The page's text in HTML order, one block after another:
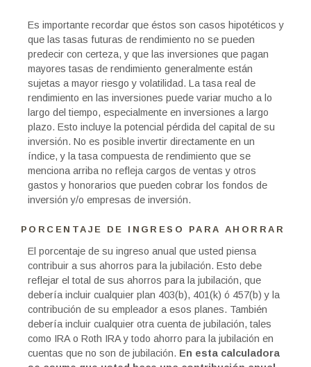
Es importante recordar que éstos son casos hipotéticos y
que las tasas futuras de rendimiento no se pueden
predecir con certeza, y que las inversiones que pagan
mayores tasas de rendimiento generalmente están
sujetas a mayor riesgo y volatilidad. La tasa real de
rendimiento en las inversiones puede variar mucho a lo
largo del tiempo, especialmente en inversiones a largo
plazo. Esto incluye la potencial pérdida del capital de su
inversión. No es posible invertir directamente en un
índice, y la tasa compuesta de rendimiento que se
menciona arriba no refleja cargos de ventas y otros
gastos y honorarios que pueden cobrar los fondos de
inversión y/o empresas de inversión.
PORCENTAJE DE INGRESO PARA AHORRAR
El porcentaje de su ingreso anual que usted piensa
contribuir a sus ahorros para la jubilación. Esto debe
reflejar el total de sus ahorros para la jubilación, que
debería incluir cualquier plan 403(b), 401(k) ó 457(b) y la
contribución de su empleador a esos planes. También
debería incluir cualquier otra cuenta de jubilación, tales
como IRA o Roth IRA y todo ahorro para la jubilación en
cuentas que no son de jubilación. En esta calculadora